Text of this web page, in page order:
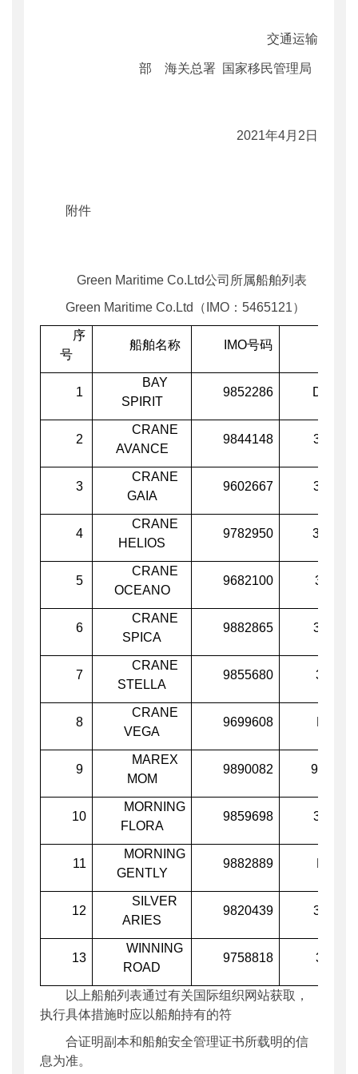
交通运输
部 海关总署 国家移民管理局
2021年4月2日
附件
Green Maritime Co.Ltd公司所属船舶列表
Green Maritime Co.Ltd（IMO：5465121）
序
号
船舶名称 IMO号码
1
BAY
SPIRIT
9852286 D5SU4
2
CRANE
AVANCE
9844148 3FAO6
3
CRANE
GAIA
9602667 3FXX2
4
CRANE
HELIOS
9782950 3FDQ2
5
CRANE
OCEANO
9682100 3FJE5
6
CRANE
SPICA
9882865 3FEG8
7
CRANE
STELLA
9855680 3ECI8
8
CRANE
VEGA
9699608
9
MAREX
MOM
9890082 9V6817
10
MORNING
FLORA
9859698 3FOX8
11
MORNING
GENTLY
9882889
12
SILVER
ARIES
9820439 3FBN7
13
WINNING
ROAD
9758818 3FIG4
以上船舶列表通过有关国际组织网站获取，
执行具体措施时应以船舶持有的符
合证明副本和船舶安全管理证书所载明的信
息为准。